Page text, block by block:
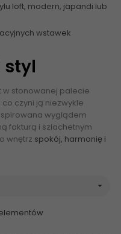
loft, modern, japandi lub
wstawek
styl
w stonowanej palecie
czyni ją niezwykle
wyglądem
fakturą i szlachetnym
wnętrz spokój, harmonię i
